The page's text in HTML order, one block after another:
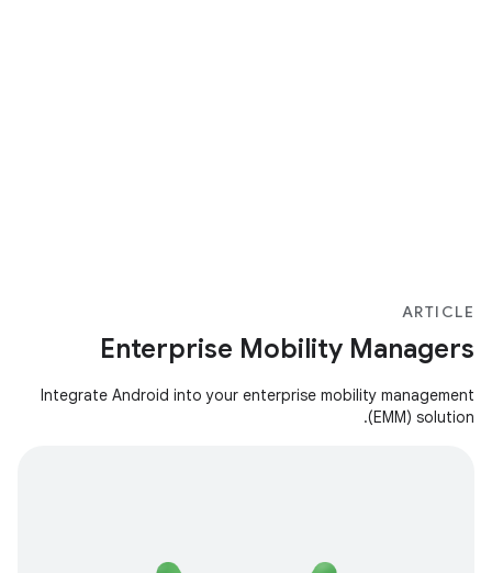
ARTICLE
Enterprise Mobility Managers
Integrate Android into your enterprise mobility management
(EMM) solution.